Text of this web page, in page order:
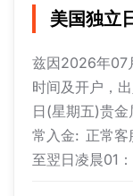
美国独立
兹因2026年07
时间及开户，
日(星期五)贵
常入金: 正常
至翌日凌晨01